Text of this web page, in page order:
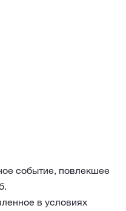
событие, повлекшее
в условиях